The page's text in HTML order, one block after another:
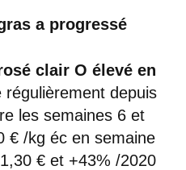
a progressé
clair O élevé en
régulièrement depuis
les semaines 6 et
€ /kg éc en semaine
€ et +43% /2020